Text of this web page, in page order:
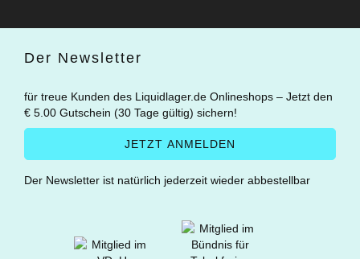
Der Newsletter
für treue Kunden des Liquidlager.de Onlineshops – Jetzt den
€ 5.00 Gutschein (30 Tage gültig) sichern!
Der Newsletter ist natürlich jederzeit wieder abbestellbar